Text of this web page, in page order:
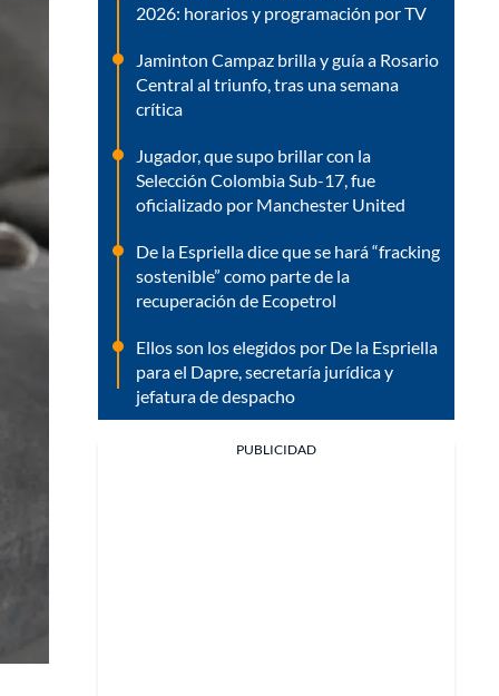
2026: horarios y programación por TV
Jaminton Campaz brilla y guía a Rosario
Central al triunfo, tras una semana
crítica
Jugador, que supo brillar con la
Selección Colombia Sub-17, fue
oficializado por Manchester United
De la Espriella dice que se hará “fracking
sostenible” como parte de la
recuperación de Ecopetrol
Ellos son los elegidos por De la Espriella
para el Dapre, secretaría jurídica y
jefatura de despacho
PUBLICIDAD